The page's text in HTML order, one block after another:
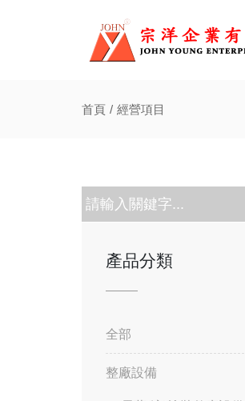
首頁 經營項目
產品分類
全部
整廠設備